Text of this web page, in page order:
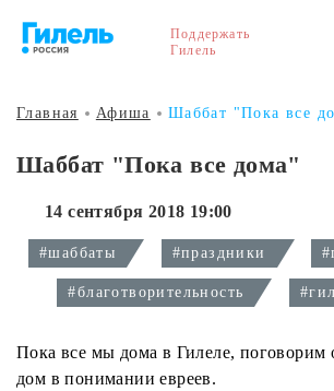
Поддержать
Гилель
Главная Афиша Шаббат "Пока все
Шаббат "Пока все дома"
14 сентября 2018 19:00
#шаббаты #праздники
#благотворительность
Пока все мы дома в Гилеле, поговорим
дом в понимании евреев.